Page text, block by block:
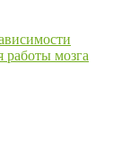
работы мозга